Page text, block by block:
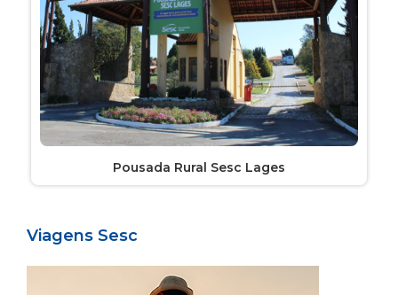
Pousada Rural Sesc Lages
Viagens Sesc